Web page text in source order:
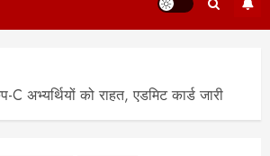
अभ्यर्थियों को राहत, एडमिट कार्ड जारी